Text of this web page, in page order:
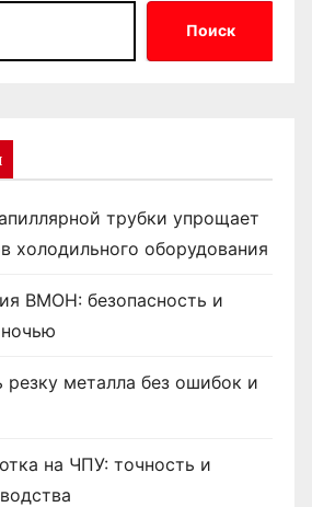
Поиск
трубки упрощает
холодильного оборудования
ВМОН: безопасность и
резку металла без ошибок и
на ЧПУ: точность и